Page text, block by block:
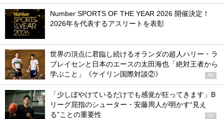
Number SPORTS OF THE YEAR 2026 開催決定！
2026年を代表するアスリートを表彰
世界の頂点に君臨し続けるオランダの超人ハリー・ラ
ブレイセンと日本のエースの太田海也「絶対王者から
学ぶこと」《ケイリン国際対談②》
PR
「少しぼやけているだけでも感覚が狂ってきます」B
リーグ屈指のシューター・安藤周人が明かす“見え
る”ことの重要性
PR